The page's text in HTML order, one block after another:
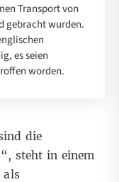
Transport von
gebracht wurden.
es seien
worden.
die
steht in einem
als